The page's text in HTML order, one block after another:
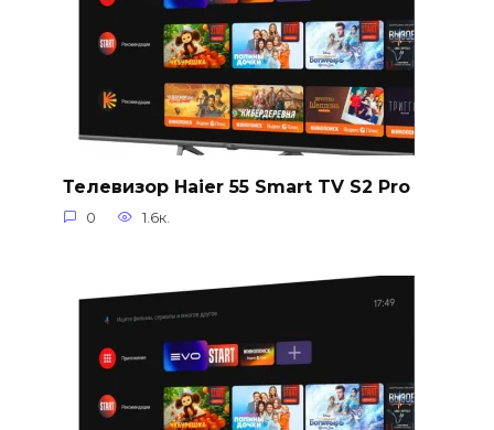
Телевизор Haier 55 Smart TV S2 Pro
0 1.6к.